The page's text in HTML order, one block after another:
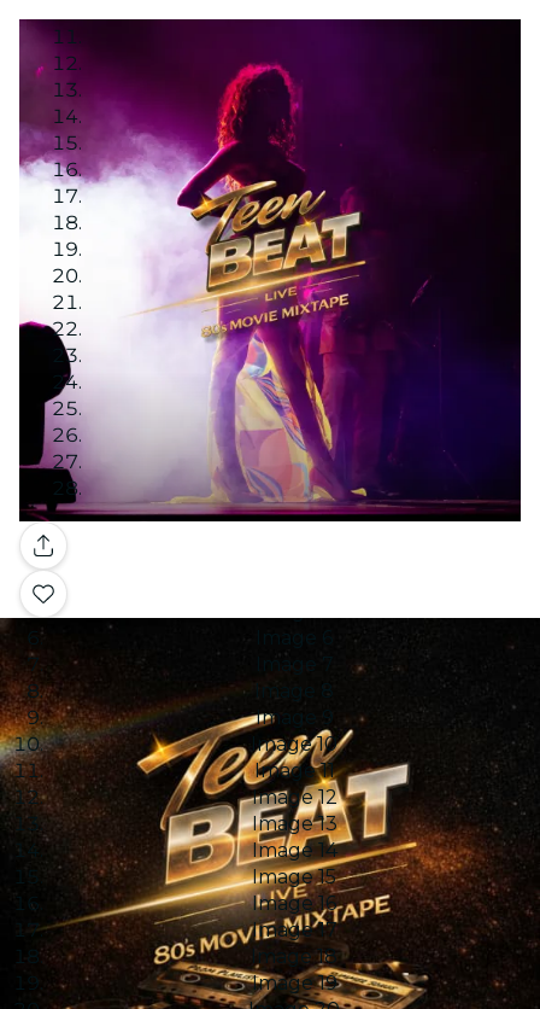
Galerie
Image 1
Image 8
Image 9
Image 10
Image 11
Image 12
Image 13
Image 14
Image 15
Image 16
Image 17
Image 18
Image 19